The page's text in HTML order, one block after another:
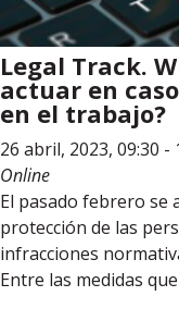
Legal Track.
actuar en
en el trabajo?
26 abril, 2023, 09:30 -
Online
El pasado febrero se
protección de las
infracciones
Entre las medidas